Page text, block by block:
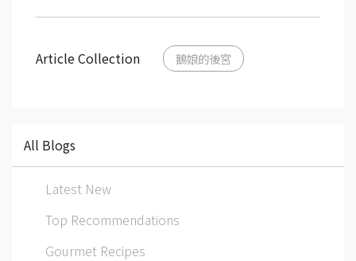
Article Collection 鵝娘的後宮
All Blogs
Latest New
Top Recommendations
Gourmet Recipes